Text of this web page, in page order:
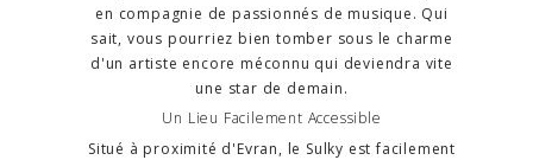
en compagnie de passionnés de musique. Qui
sait, vous pourriez bien tomber sous le charme
d'un artiste encore méconnu qui deviendra vite
une star de demain.
Un Lieu Facilement Accessible
Situé à proximité d'Evran, le Sulky est facilement